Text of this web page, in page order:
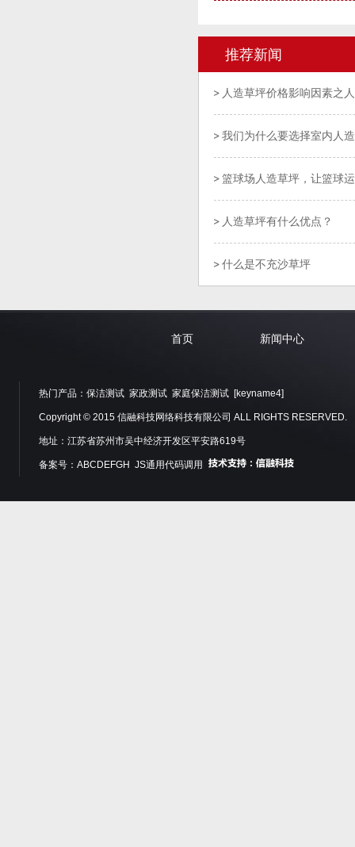
推荐新闻
人造草坪价格影响因素之
我们为什么要选择室内人
篮球场人造草坪，让篮球
人造草坪有什么优点？
什么是不充沙草坪
首页 新闻中心
热门产品： 保洁测试 家政测试 家庭保洁测试 [keyname4]
Copyright © 2015 信融科技网络科技有限公司 ALL RIGHTS RESERVED.
地址：江苏省苏州市吴中经济开发区平安路619号
备案号：ABCDEFGH JS通用代码调用